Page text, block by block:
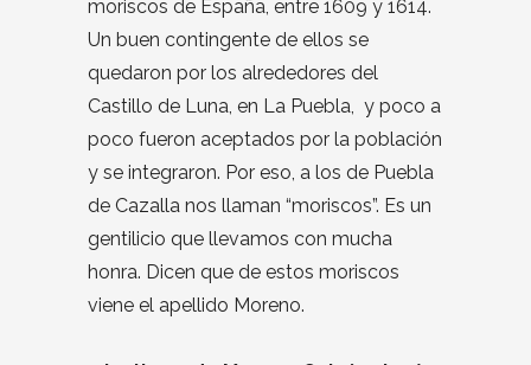
moriscos de España, entre 1609 y 1614.
Un buen contingente de ellos se
quedaron por los alrededores del
Castillo de Luna, en La Puebla, y poco a
poco fueron aceptados por la población
y se integraron. Por eso, a los de Puebla
de Cazalla nos llaman “moriscos”. Es un
gentilicio que llevamos con mucha
honra. Dicen que de estos moriscos
viene el apellido Moreno.